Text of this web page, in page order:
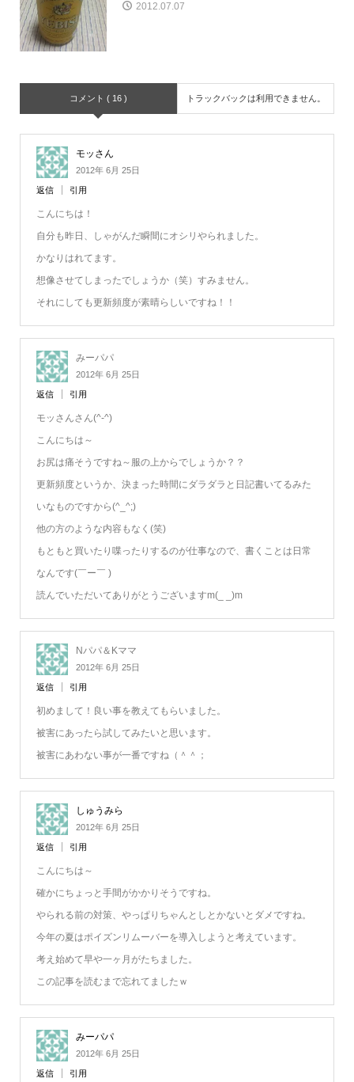
2012.07.07
コメント ( 16 ) トラックバックは利用できません。
モッさん
2012年 6月 25日
返信 引用
こんにちは！
自分も昨日、しゃがんだ瞬間にオシリやられました。
かなりはれてます。
想像させてしまったでしょうか（笑）すみません。
それにしても更新頻度が素晴らしいですね！！
みーパパ
2012年 6月 25日
返信 引用
モッさんさん(^-^)
こんにちは～
お尻は痛そうですね～服の上からでしょうか？？
更新頻度というか、決まった時間にダラダラと日記書いてるみた
いなものですから(^_^;)
他の方のような内容もなく(笑)
もともと買いたり喋ったりするのが仕事なので、書くことは日常
なんです(￣ー￣ )
読んでいただいてありがとうございますm(_ _)m
Nパパ＆Kママ
2012年 6月 25日
返信 引用
初めまして！良い事を教えてもらいました。
被害にあったら試してみたいと思います。
被害にあわない事が一番ですね（＾＾；
しゅうみら
2012年 6月 25日
返信 引用
こんにちは～
確かにちょっと手間がかかりそうですね。
やられる前の対策、やっぱりちゃんとしとかないとダメですね。
今年の夏はポイズンリムーバーを導入しようと考えています。
考え始めて早や一ヶ月がたちました。
この記事を読むまで忘れてましたｗ
みーパパ
2012年 6月 25日
返信 引用